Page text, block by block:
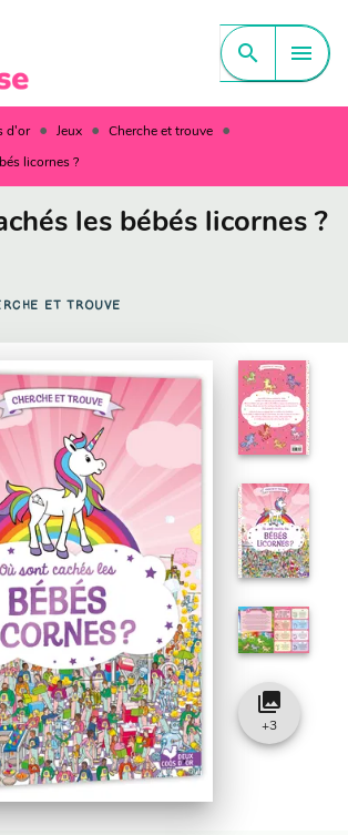
CONTENU search menu
d'or • Jeux • Cherche et trouve •
licornes ?
les bébés licornes ?
ET TROUVE
collections
+3